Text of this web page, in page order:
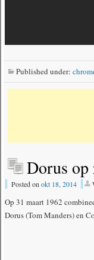
Published under:
Dorus op
Posted on okt 18, 2014
Op 31 maart 1962
Dorus (Tom Manders) en